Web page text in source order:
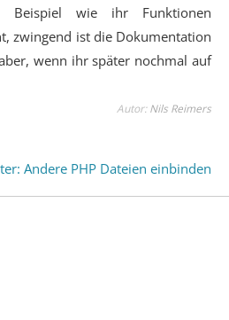
wie ihr Funktionen
zwingend ist die Dokumentation
wenn ihr später nochmal auf
Autor:Nils Reimers
Andere PHP Dateien einbinden